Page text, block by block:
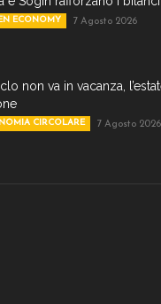
ECONOMY 7 Agosto 2026
non va in vacanza,
CIRCOLARE 7 Agosto 2026